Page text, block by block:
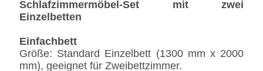
Schlafzimmermöbel-Set mit zwei
Einzelbetten
Einfachbett
Größe: Standard Einzelbett (1300 mm x 2000
mm), geeignet für Zweibettzimmer.